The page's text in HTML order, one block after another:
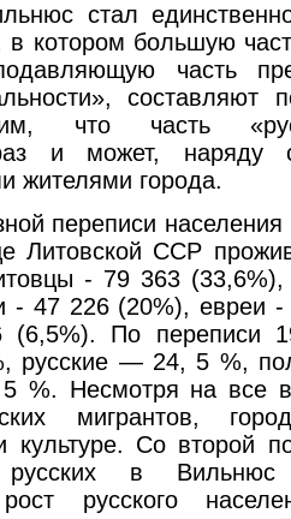
стал
в котором большую
часть
составляют
что часть
и может, наряду
жителями города.
переписи населения
Литовской ССР
- 79 363 (33,6%),
- 47 226 (20%), евреи
По переписи
русские — 24, 5 %,
%. Несмотря на все
мигрантов,
культуре. Со второй
в Вильнюс
русского